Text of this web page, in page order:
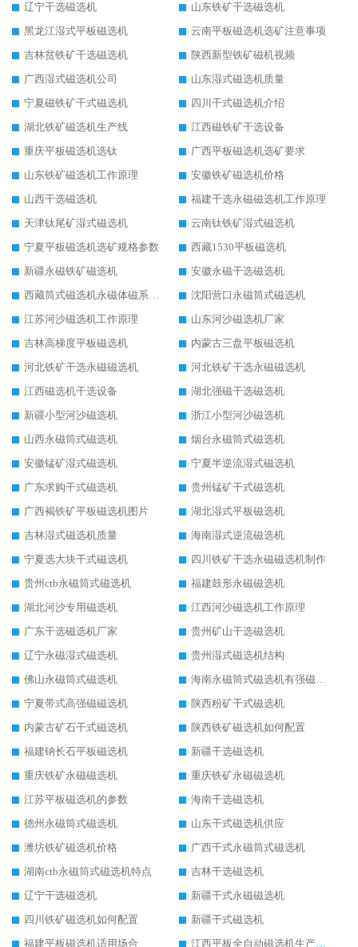
辽宁干选磁选机
山东铁矿干选磁选机
黑龙江湿式平板磁选机
云南平板磁选机选矿注意事项
吉林贫铁矿干选磁选机
陕西新型铁矿磁机视频
广西湿式磁选机公司
山东湿式磁选机质量
宁夏磁铁矿干式磁选机
四川干式磁选机介绍
湖北铁矿磁选机生产线
江西磁铁矿干选设备
重庆平板磁选机选钛
广西平板磁选机选矿要求
山东铁矿磁选机工作原理
安徽铁矿磁选机价格
山西干选磁选机
福建干选永磁磁选机工作原理
天津钛尾矿湿式磁选机
云南钛铁矿湿式磁选机
宁夏平板磁选机选矿规格参数
西藏1530平板磁选机
新疆永磁铁矿磁选机
安徽永磁干选磁选机
西藏筒式磁选机永磁体磁系设计
沈阳营口永磁筒式磁选机
江苏河沙磁选机工作原理
山东河沙磁选机厂家
吉林高梯度平板磁选机
内蒙古三盘平板磁选机
河北铁矿干选永磁磁选机
河北铁矿干选永磁磁选机
江西磁选机干选设备
湖北强磁干选磁选机
新疆小型河沙磁选机
浙江小型河沙磁选机
山西永磁筒式磁选机
烟台永磁筒式磁选机
安徽锰矿湿式磁选机
宁夏半逆流湿式磁选机
广东求购干式磁选机
贵州锰矿干式磁选机
广西褐铁矿平板磁选机图片
湖北湿式平板磁选机
吉林湿式磁选机质量
海南湿式逆流磁选机
宁夏选大块干式磁选机
四川铁矿干选永磁磁选机制作
贵州ctb永磁筒式磁选机
福建鼓形永磁磁选机
湖北河沙专用磁选机
江西河沙磁选机工作原理
广东干选磁选机厂家
贵州矿山干选磁选机
辽宁永磁湿式磁选机
贵州湿式磁选机结构
佛山永磁筒式磁选机
海南永磁筒式磁选机有强磁的吗
宁夏带式高强磁磁选机
陕西粉矿干式磁选机
内蒙古矿石干式磁选机
陕西铁矿磁选机如何配置
福建钠长石平板磁选机
新疆干选磁选机
重庆铁矿永磁磁选机
重庆铁矿永磁磁选机
江苏平板磁选机的参数
海南干选磁选机
德州永磁筒式磁选机
山东干式磁选机供应
潍坊铁矿磁选机价格
广西干式永磁筒式磁选机
湖南ctb永磁筒式磁选机特点
吉林干选磁选机
辽宁干选磁选机
新疆干式永磁磁选机
四川铁矿磁选机如何配置
新疆干式磁选机
福建平板磁选机适用场合
江西平板全自动磁选机生产厂家